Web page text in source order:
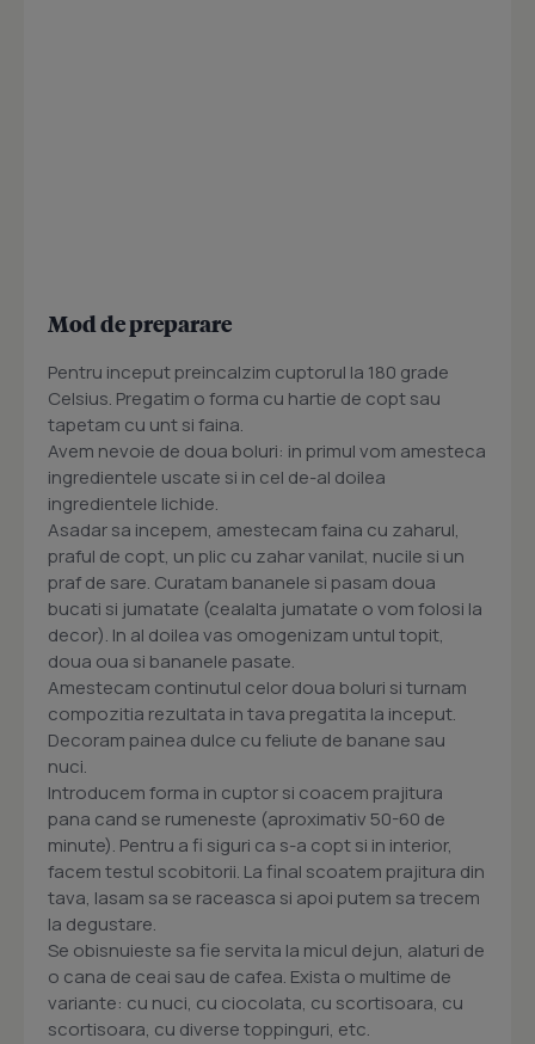
Mod de preparare
Pentru inceput preincalzim cuptorul la 180 grade
Celsius. Pregatim o forma cu hartie de copt sau
tapetam cu unt si faina.
Avem nevoie de doua boluri: in primul vom amesteca
ingredientele uscate si in cel de-al doilea
ingredientele lichide.
Asadar sa incepem, amestecam faina cu zaharul,
praful de copt, un plic cu zahar vanilat, nucile si un
praf de sare. Curatam bananele si pasam doua
bucati si jumatate (cealalta jumatate o vom folosi la
decor). In al doilea vas omogenizam untul topit,
doua oua si bananele pasate.
Amestecam continutul celor doua boluri si turnam
compozitia rezultata in tava pregatita la inceput.
Decoram painea dulce cu feliute de banane sau
nuci.
Introducem forma in cuptor si coacem prajitura
pana cand se rumeneste (aproximativ 50-60 de
minute). Pentru a fi siguri ca s-a copt si in interior,
facem testul scobitorii. La final scoatem prajitura din
tava, lasam sa se raceasca si apoi putem sa trecem
la degustare.
Se obisnuieste sa fie servita la micul dejun, alaturi de
o cana de ceai sau de cafea. Exista o multime de
variante: cu nuci, cu ciocolata, cu scortisoara, cu
scortisoara, cu diverse toppinguri, etc.